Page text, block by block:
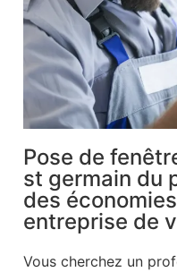
Pose de
st germain du
des
entreprise de
Vous cherchez un